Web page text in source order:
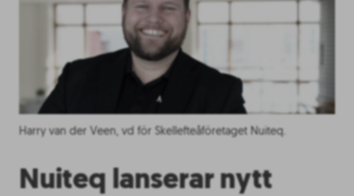
Harry van der Veen, vd för Skellefteåföretaget Nuiteq.
Nuiteq lanserar nytt